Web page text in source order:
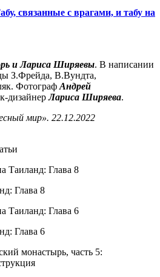
связанные с врагами, и табу на
и Лариса Ширяевы. В написании
З.Фрейда, В.Вундта,
Фотограф Андрей
дизайнерЛариса Ширяева.
мир». 22.12.2022
Глава 8
Глава 6